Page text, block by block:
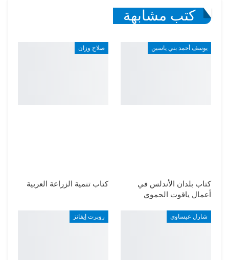
كتب مشابهة
يوسف أحمد بني ياسين
كتاب بلدان الأندلس في
أعمال ياقوت الحموي
صلاح وزان
كتاب تنمية الزراعة العربية
شارل عيساوي روبرت إيفانز